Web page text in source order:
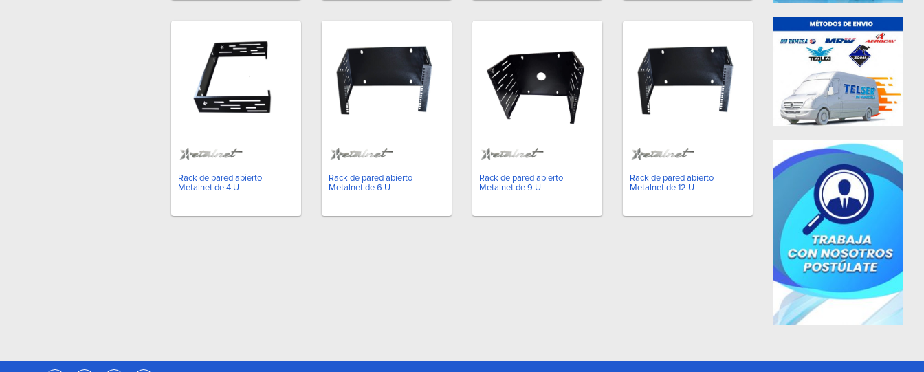
Rack de pared abierto
Metalnet de 4 U
Rack de pared abierto
Metalnet de 6 U
Rack de pared abierto
Metalnet de 9 U
Rack de pared abierto
Metalnet de 12 U